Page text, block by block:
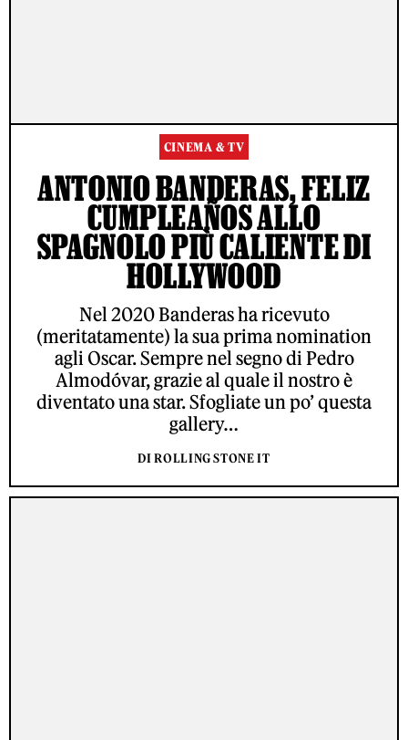
CINEMA & TV
ANTONIO BANDERAS, FELIZ
CUMPLEAÑOS ALLO
SPAGNOLO PIÙ CALIENTE DI
HOLLYWOOD
Nel 2020 Banderas ha ricevuto
(meritatamente) la sua prima nomination
agli Oscar. Sempre nel segno di Pedro
Almodóvar, grazie al quale il nostro è
diventato una star. Sfogliate un po’ questa
gallery…
DI ROLLING STONE IT